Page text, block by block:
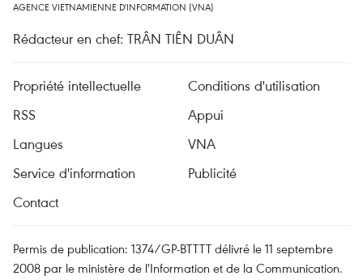
AGENCE VIETNAMIENNE D'INFORMATION (VNA)
Rédacteur en chef: TRÂN TIÊN DUÂN
Propriété intellectuelle
Conditions d'utilisation
RSS
Appui
Langues
VNA
Service d'information
Publicité
Contact
Permis de publication: 1374/GP-BTTTT délivré le 11 septembre
2008 par le ministère de l'Information et de la Communication.